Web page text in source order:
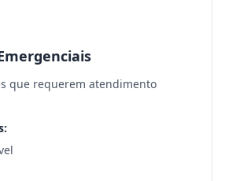
que requerem atendimento